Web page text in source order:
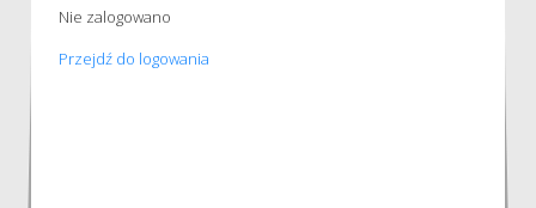
Nie zalogowano
Przejdź do logowania